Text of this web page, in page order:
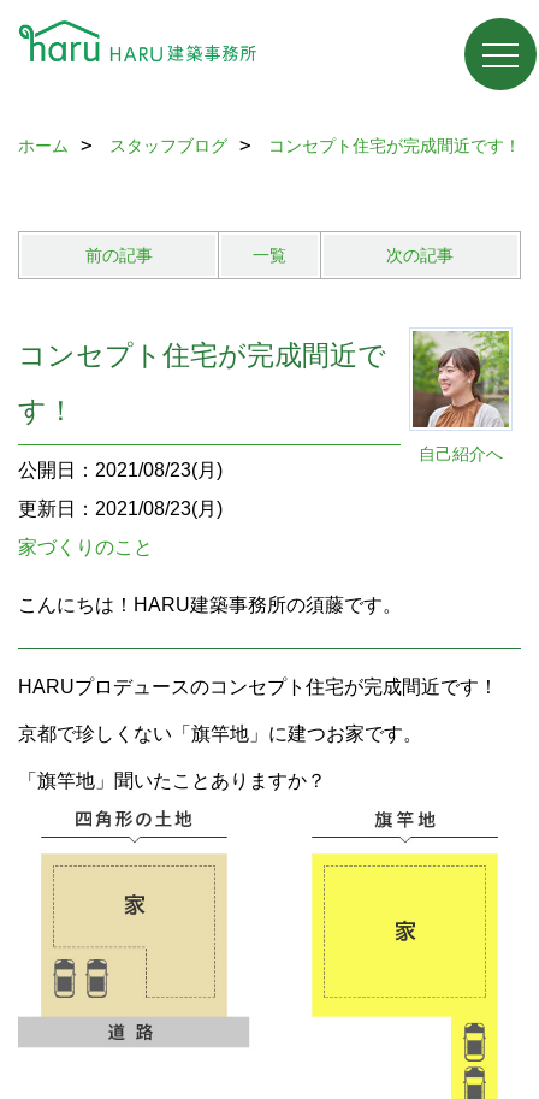
ホーム スタッフブログ コンセプト住宅が完成間近です！
前の記事 一覧 次の記事
自己紹介へ
コンセプト住宅が完成間近で
す！
公開日：2021/08/23(月)
更新日：2021/08/23(月)
家づくりのこと
こんにちは！HARU建築事務所の須藤です。
HARUプロデュースのコンセプト住宅が完成間近です！
京都で珍しくない「旗竿地」に建つお家です。
「旗竿地」聞いたことありますか？